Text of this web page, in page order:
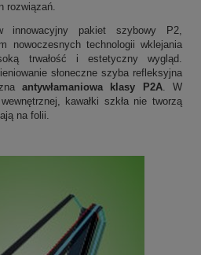
rozwiązań.
innowacyjny pakiet szybowy P2,
nowoczesnych technologii wklejania
trwałość i estetyczny wygląd.
słoneczne szyba refleksyjna
antywłamaniowa klasy P2A. W
kawałki szkła nie tworzą
na folii.